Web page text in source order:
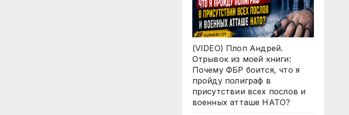
(VIDEO) Плоп Андрей.
Отрывок из моей книги:
Почему ФБР боится, что я
пройду полиграф в
присутствии всех послов и
военных атташе НАТО?